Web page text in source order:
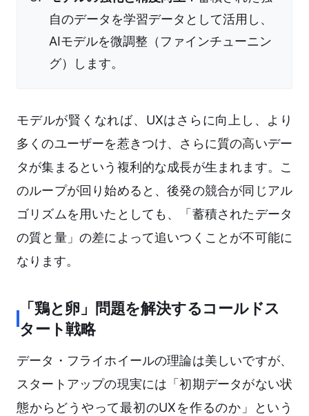
自のデータを学習データとして活用し、
AIモデルを微調整（ファインチューニン
グ）します。
モデルが賢くなれば、UXはさらに向上し、より
多くのユーザーを惹きつけ、さらに質の高いデー
タが集まるという複利的な成長が生まれます。こ
のループが回り始めると、後発の競合が同じアル
ゴリズムを用いたとしても、「蓄積されたデータ
の質と量」の差によって追いつくことが不可能に
なります。
「鶏と卵」問題を解決するコールドス
タート戦略
データ・フライホイールの理論は美しいですが、
スタートアップの現実には「初期データがない状
態からどうやって最初のUXを作るのか」という